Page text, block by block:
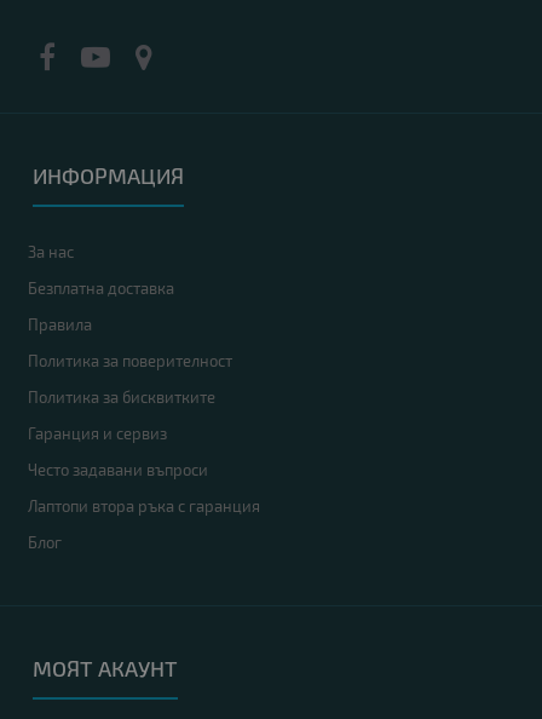
ИНФОРМАЦИЯ
За нас
Безплатна доставка
Правила
Политика за поверителност
Политика за бисквитките
Гаранция и сервиз
Често задавани въпроси
Лаптопи втора ръка с гаранция
Блог
МОЯТ АКАУНТ